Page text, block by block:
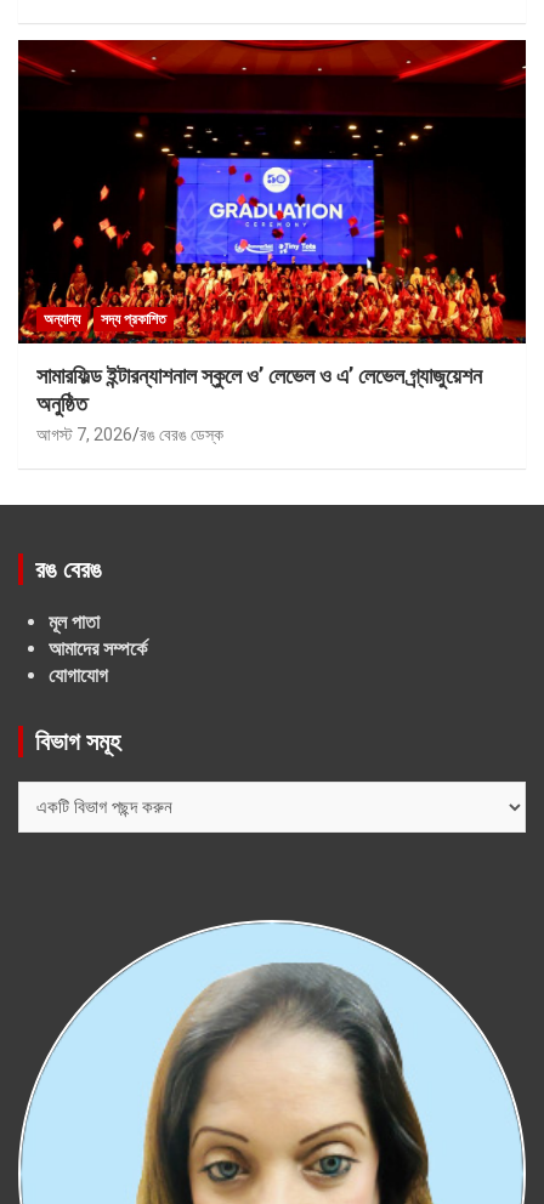
অন্যান্য সদ্য প্রকাশিত
সামারফিল্ড ইন্টারন্যাশনাল স্কুলে ও’ লেভেল ও এ’ লেভেল গ্র্যাজুয়েশন
অনুষ্ঠিত
আগস্ট 7, 2026 রঙ বেরঙ ডেস্ক
রঙ বেরঙ
মূল পাতা
আমাদের সম্পর্কে
যোগাযোগ
বিভাগ সমূহ